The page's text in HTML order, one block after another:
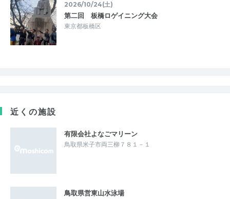
2026/10/24(土)
第二回 板橋ロゲイニング大会
東京都板橋区
近くの施設
有限会社よなごマリーン
鳥取県米子市両三柳７８１－１
鳥取県営東山水泳場